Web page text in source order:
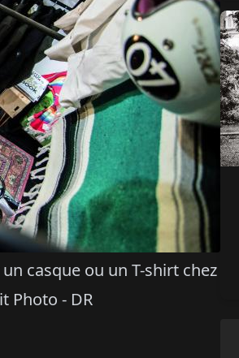
casque ou un T-shirt chez
Photo - DR